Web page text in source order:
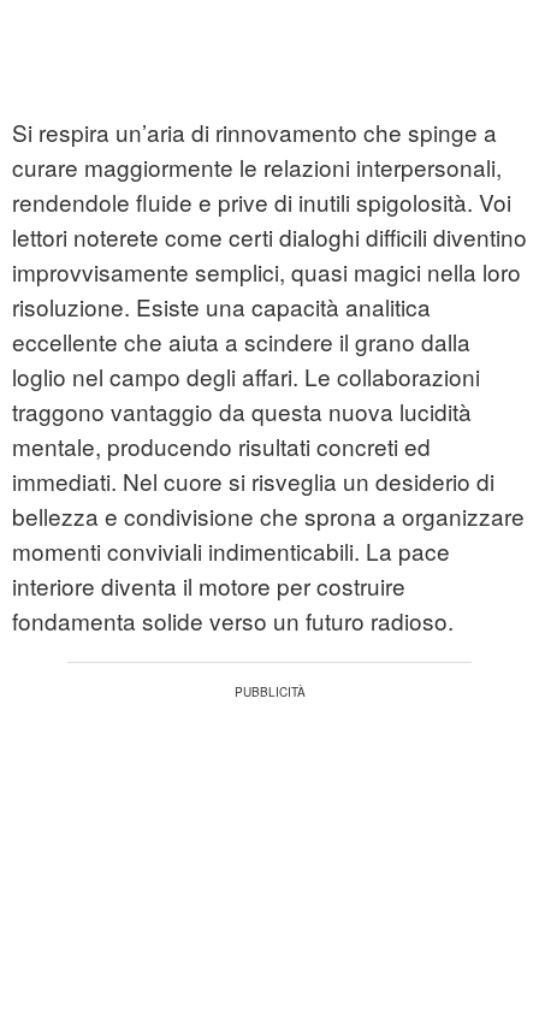
Si respira un’aria di rinnovamento che spinge a
curare maggiormente le relazioni interpersonali,
rendendole fluide e prive di inutili spigolosità. Voi
lettori noterete come certi dialoghi difficili diventino
improvvisamente semplici, quasi magici nella loro
risoluzione. Esiste una capacità analitica
eccellente che aiuta a scindere il grano dalla
loglio nel campo degli affari. Le collaborazioni
traggono vantaggio da questa nuova lucidità
mentale, producendo risultati concreti ed
immediati. Nel cuore si risveglia un desiderio di
bellezza e condivisione che sprona a organizzare
momenti conviviali indimenticabili. La pace
interiore diventa il motore per costruire
fondamenta solide verso un futuro radioso.